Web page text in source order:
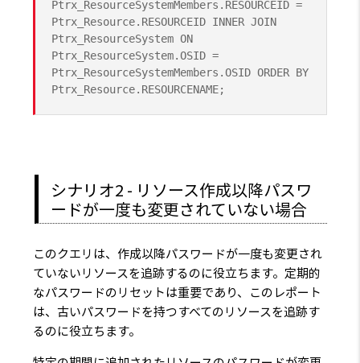
Ptrx_ResourceSystemMembers.RESOURCEID =
Ptrx_Resource.RESOURCEID INNER JOIN
Ptrx_ResourceSystem ON
Ptrx_ResourceSystem.OSID =
Ptrx_ResourceSystemMembers.OSID ORDER BY
Ptrx_Resource.RESOURCENAME;
シナリオ2 - リソース作成以降パスワ
ードが一度も変更されていない場合
このクエリは、作成以降パスワードが一度も変更され
ていないリソースを追跡するのに役立ちます。定期的
なパスワードのリセットは重要であり、このレポート
は、古いパスワードを持つすべてのリソースを追跡す
るのに役立ちます。